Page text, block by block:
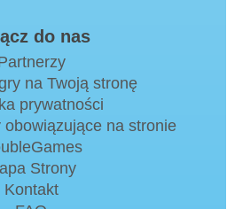
do nas
na Twoją stronę
prywatności
obowiązujące na stronie
Strony
Kontakt